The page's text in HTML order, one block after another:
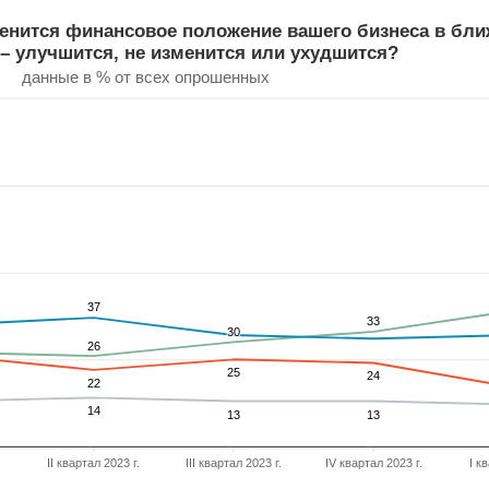
изменится финансовое положение вашего бизнеса в
0 to 100.
финансовое положение вашего бизнеса в
улучшится, не изменится или ухудшится?
данные в % от всех опрошенных
26
26
30
30
33
33
37
37
22
22
25
25 24
24
14
14 13
13 13
13
II квартал 2023 г. III квартал 2023 г. IV квартал 2023 г. I